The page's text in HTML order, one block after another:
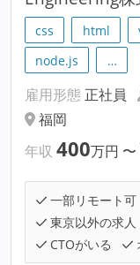
css html
node.js
…
雇用形態 正社員
福岡
年収 400万円 〜
一部リモート可
東京以外の求人
CTOがいる